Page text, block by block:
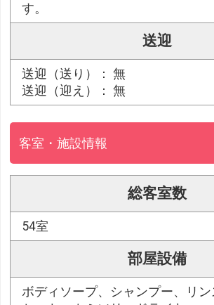
す。
送迎
送迎（送り）： 無
送迎（迎え）： 無
客室・施設情報
総客室数
54室
部屋設備
ボディソープ、シャンプー、リ